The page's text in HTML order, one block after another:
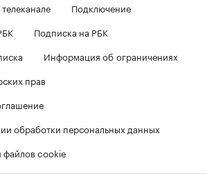
Подключение
Подписка на РБК
Информация об ограничениях
прав
обработки персональных данных
файлов cookie